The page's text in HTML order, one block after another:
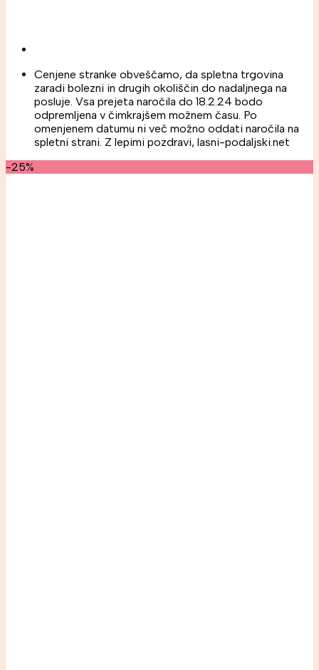
Cenjene stranke obveščamo, da spletna trgovina
zaradi bolezni in drugih okoliščin do nadaljnega na
posluje. Vsa prejeta naročila do 18.2.24 bodo
odpremljena v čimkrajšem možnem času. Po
omenjenem datumu ni več možno oddati naročila na
spletni strani. Z lepimi pozdravi, lasni-podaljski.net
-25%